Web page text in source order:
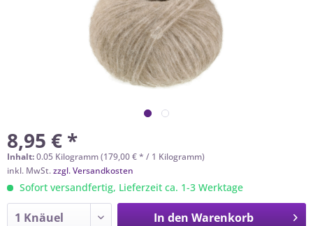
8,95 € *
Inhalt:0.05 Kilogramm (179,00 € * / 1 Kilogramm)
inkl. MwSt.zzgl. Versandkosten
Sofort versandfertig, Lieferzeit ca. 1-3 Werktage
In den Warenkorb